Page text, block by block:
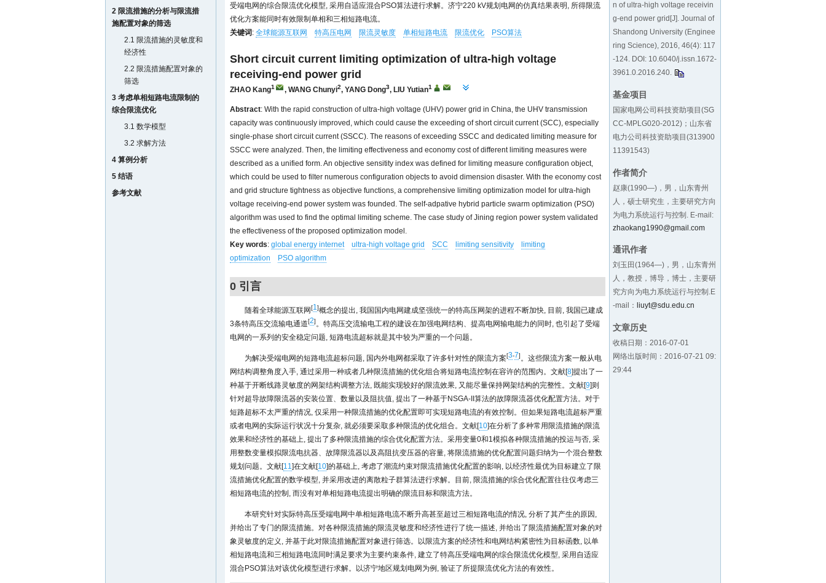
2 限流措施的分析与限流措
施配置对象的筛选
2.1 限流措施的灵敏度和
经济性
2.2 限流措施配置对象的
筛选
3 考虑单相短路电流限制的
综合限流优化
3.1 数学模型
3.2 求解方法
4 算例分析
5 结语
参考文献
n of ultra-high voltage receivin
g-end power grid[J]. Journal of
Shandong University (Enginee
ring Science), 2016, 46(4): 117
-124. DOI: 10.6040/j.issn.1672-
3961.0.2016.240.
基金项目
国家电网公司科技资助项目(SG
CC-MPLG020-2012)；山东省
电力公司科技资助项目(313900
11391543)
作者简介
赵康(1990—)，男，山东青州
人，硕士研究生，主要研究方向
为电力系统运行与控制. E-mail:
zhaokang1990@gmail.com
通讯作者
刘玉田(1964—)，男，山东青州
人，教授，博导，博士，主要研
究方向为电力系统运行与控制.E
-mail： liuyt@sdu.edu.cn
文章历史
收稿日期：2016-07-01
网络出版时间：2016-07-21 09:
29:44
受端电网的综合限流优化模型, 采用自适应混合PSO算法进行求解。济宁220 kV规划电网的仿真结果表明, 所得限流
优化方案能同时有效限制单相和三相短路电流。
关键词 : 全球能源互联网 特高压电网 限流灵敏度 单相短路电流 限流优化 PSO算法
Short circuit current limiting optimization of ultra-high voltage
receiving-end power grid
ZHAO Kang1 , WANG Chunyi2, YANG Dong3, LIU Yutian1
Abstract: With the rapid construction of ultra-high voltage (UHV) power grid in China, the UHV transmission
capacity was continuously improved, which could cause the exceeding of short circuit current (SCC), especially
single-phase short circuit current (SSCC). The reasons of exceeding SSCC and dedicated limiting measure for
SSCC were analyzed. Then, the limiting effectiveness and economy cost of different limiting measures were
described as a unified form. An objective sensitity index was defined for limiting measure configuration object,
which could be used to filter numerous configuration objects to avoid dimension disaster. With the economy cost
and grid structure tightness as objective functions, a comprehensive limiting optimization model for ultra-high
voltage receiving-end power system was founded. The self-adpative hybrid particle swarm optimization (PSO)
algorithm was used to find the optimal limiting scheme. The case study of Jining region power system validated
the effectiveness of the proposed optimization model.
Key words: global energy internet ultra-high voltage grid SCC limiting sensitivity
limiting
optimization
PSO algorithm
0 引言
随着全球能源互联网[1]概念的提出, 我国国内电网建成坚强统一的特高压网架的进程不断加快, 目前, 我国已建成
3条特高压交流输电通道[2]。特高压交流输电工程的建设在加强电网结构、提高电网输电能力的同时, 也引起了受端
电网的一系列的安全稳定问题, 短路电流超标就是其中较为严重的一个问题。
为解决受端电网的短路电流超标问题, 国内外电网都采取了许多针对性的限流方案[3-7]。这些限流方案一般从电
网结构调整角度入手, 通过采用一种或者几种限流措施的优化组合将短路电流控制在容许的范围内。文献[8]提出了一
种基于开断线路灵敏度的网架结构调整方法, 既能实现较好的限流效果, 又能尽量保持网架结构的完整性。文献[9]则
针对超导故障限流器的安装位置、数量以及阻抗值, 提出了一种基于NSGA-II算法的故障限流器优化配置方法。对于
短路超标不太严重的情况, 仅采用一种限流措施的优化配置即可实现短路电流的有效控制。但如果短路电流超标严重
或者电网的实际运行状况十分复杂, 就必须要采取多种限流的优化组合。文献[10]在分析了多种常用限流措施的限流
效果和经济性的基础上, 提出了多种限流措施的综合优化配置方法。采用变量0和1模拟各种限流措施的投运与否, 采
用整数变量模拟限流电抗器、故障限流器以及高阻抗变压器的容量, 将限流措施的优化配置问题归纳为一个混合整数
规划问题。文献[11]在文献[10]的基础上, 考虑了潮流约束对限流措施优化配置的影响, 以经济性最优为目标建立了限
流措施优化配置的数学模型, 并采用改进的离散粒子群算法进行求解。目前, 限流措施的综合优化配置往往仅考虑三
相短路电流的控制, 而没有对单相短路电流提出明确的限流目标和限流方法。
本研究针对实际特高压受端电网中单相短路电流不断升高甚至超过三相短路电流的情况, 分析了其产生的原因,
并给出了专门的限流措施。对各种限流措施的限流灵敏度和经济性进行了统一描述, 并给出了限流措施配置对象的对
象灵敏度的定义, 并基于此对限流措施配置对象进行筛选。以限流方案的经济性和电网结构紧密性为目标函数, 以单
相短路电流和三相短路电流同时满足要求为主要约束条件, 建立了特高压受端电网的综合限流优化模型, 采用自适应
混合PSO算法对该优化模型进行求解。以济宁地区规划电网为例, 验证了所提限流优化方法的有效性。